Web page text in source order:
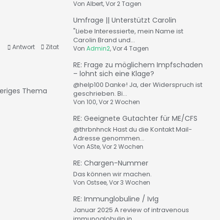
Antwort Zitat
Thema
VonAlbert, Vor 2 Tagen
Umfrage || Unterstützt Carolin
"Liebe Interessierte, mein Name ist
Carolin Brand und...
VonAdmin2, Vor 4 Tagen
RE: Frage zu möglichem Impfschaden
– lohnt sich eine Klage?
@help100 Danke! Ja, der Widerspruch ist
geschrieben. Bi...
Von100, Vor 2 Wochen
RE: Geeignete Gutachter für ME/CFS
@thrbnhnck Hast du die Kontakt Mail-
Adresse genommen...
VonASte, Vor 2 Wochen
RE: Chargen-Nummer
Das können wir machen.
Von Ostsee, Vor 3 Wochen
RE: Immunglobuline / IvIg
Januar 2025 A review of intravenous